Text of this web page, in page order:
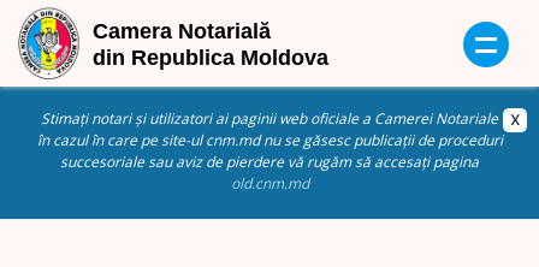
Stimați notari și utilizatori ai paginii web oficiale a Camerei Notariale
în cazul în care pe site-ul cnm.md nu se găsesc publicații de proceduri
succesoriale sau aviz de pierdere vă rugăm să accesați pagina
old.cnm.md